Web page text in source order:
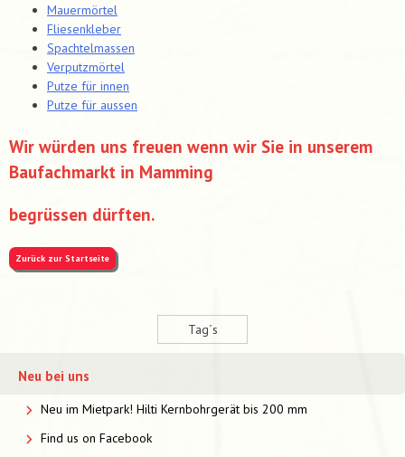
Mauermörtel
Fliesenkleber
Spachtelmassen
Verputzmörtel
Putze für innen
Putze für aussen
Wir würden uns freuen wenn wir Sie in unserem
Baufachmarkt in Mamming
begrüssen dürften.
Zurück zur Startseite
Tag´s
Neu bei uns
Neu im Mietpark! Hilti Kernbohrgerät bis 200 mm
Find us on Facebook